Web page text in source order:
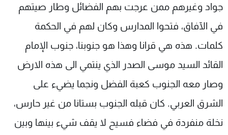
جواد وغيرهم ممن عرجت بهم الفضائل وطار صيتهم
في الآفاق، فتحوا المدارس وكان لهم في الحكمة
كلمات. هذه هي قرانا وهذا هو جنوبنا، جنوب الإمام
القائد السيد موسى الصدر الذي ينتمي الى هذه الارض
وصار معه الجنوب كعبة الفضل ونجما يضيء على
الشرق العربي. كان قبله الجنوب بستانا من غير حارس،
نخلة منفردة في فضاء فسيح لا يقف شيء بينها وبين